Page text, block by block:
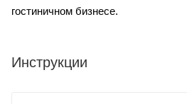
гостиничном бизнесе.
Инструкции